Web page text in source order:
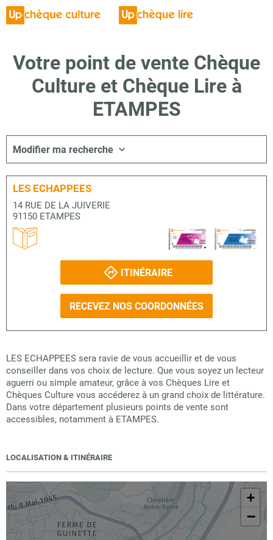
Votre point de vente Chèque
Culture et Chèque Lire à
ETAMPES
Modifier ma recherche
LES ECHAPPEES
14 RUE DE LA JUIVERIE
91150 ETAMPES
ITINÉRAIRE
RECEVEZ NOS COORDONNÉES
LES ECHAPPEES sera ravie de vous accueillir et de vous
conseiller dans vos choix de lecture. Que vous soyez un lecteur
aguerri ou simple amateur, grâce à vos Chèques Lire et
Chèques Culture vous accéderez à un grand choix de littérature.
Dans votre département plusieurs points de vente sont
accessibles, notamment à ETAMPES.
LOCALISATION & ITINÉRAIRE
+
−